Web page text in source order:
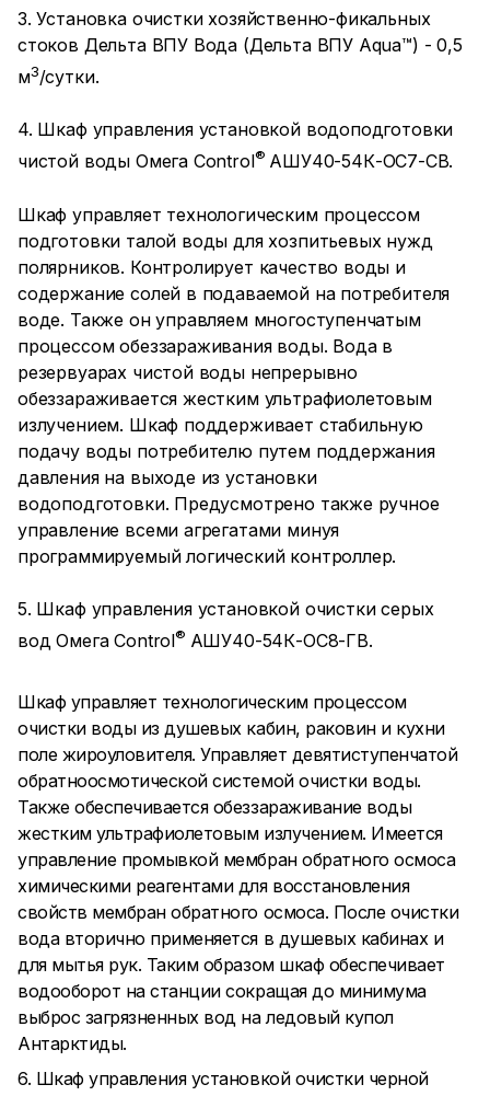
3. Установка очистки хозяйственно-фикальных
стоков Дельта ВПУ Вода (Дельта ВПУ Aqua™) - 0,5
м3/сутки.
4. Шкаф управления установкой водоподготовки
чистой воды Омега Control® АШУ40-54К-ОС7-СВ.
Шкаф управляет технологическим процессом
подготовки талой воды для хозпитьевых нужд
полярников. Контролирует качество воды и
содержание солей в подаваемой на потребителя
воде. Также он управляем многоступенчатым
процессом обеззараживания воды. Вода в
резервуарах чистой воды непрерывно
обеззараживается жестким ультрафиолетовым
излучением. Шкаф поддерживает стабильную
подачу воды потребителю путем поддержания
давления на выходе из установки
водоподготовки. Предусмотрено также ручное
управление всеми агрегатами минуя
программируемый логический контроллер.
5. Шкаф управления установкой очистки серых
вод Омега Control® АШУ40-54К-ОС8-ГВ.
Шкаф управляет технологическим процессом
очистки воды из душевых кабин, раковин и кухни
поле жироуловителя. Управляет девятиступенчатой
обратноосмотической системой очистки воды.
Также обеспечивается обеззараживание воды
жестким ультрафиолетовым излучением. Имеется
управление промывкой мембран обратного осмоса
химическими реагентами для восстановления
свойств мембран обратного осмоса. После очистки
вода вторично применяется в душевых кабинах и
для мытья рук. Таким образом шкаф обеспечивает
водооборот на станции сокращая до минимума
выброс загрязненных вод на ледовый купол
Антарктиды.
6. Шкаф управления установкой очистки черной